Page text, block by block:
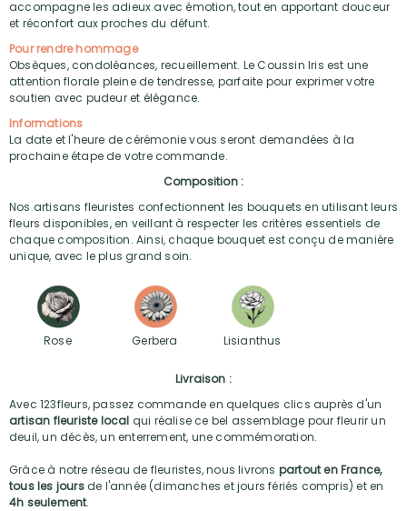
accompagne les adieux avec émotion, tout en apportant douceur
et réconfort aux proches du défunt.
Pour rendre hommage
Obsèques, condoléances, recueillement. Le Coussin Iris est une
attention florale pleine de tendresse, parfaite pour exprimer votre
soutien avec pudeur et élégance.
Informations
La date et l'heure de cérémonie vous seront demandées à la
prochaine étape de votre commande.
Composition :
Nos artisans fleuristes confectionnent les bouquets en utilisant leurs
fleurs disponibles, en veillant à respecter les critères essentiels de
chaque composition. Ainsi, chaque bouquet est conçu de manière
unique, avec le plus grand soin.
Rose Gerbera Lisianthus
Livraison :
Avec 123fleurs, passez commande en quelques clics auprès d'un
artisan fleuriste local qui réalise ce bel assemblage pour fleurir un
deuil, un décès, un enterrement, une commémoration.
Grâce à notre réseau de fleuristes, nous livrons partout en France,
tous les joursde l'année (dimanches et jours fériés compris) et en
4h seulement.